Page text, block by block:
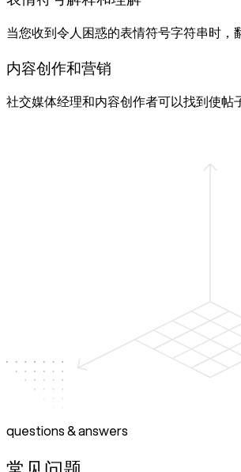
当您收到令人困惑的表情符号字符串时
内容创作和营销
社交媒体经理和内容创作者可以找到使
questions & answers